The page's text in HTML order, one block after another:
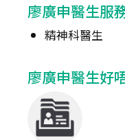
廖廣申醫生服
精神科醫生
廖廣申醫生好